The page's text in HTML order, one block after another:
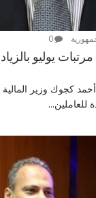
0
يوليو
كجوك وزير
للعاملين...